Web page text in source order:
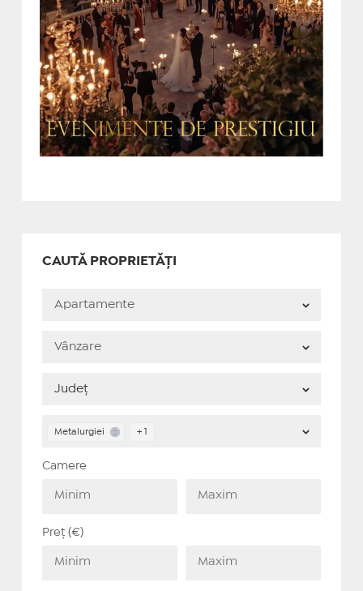
CAUTĂ PROPRIETĂȚI
Metalurgiei + 1
Camere
Preț (€)